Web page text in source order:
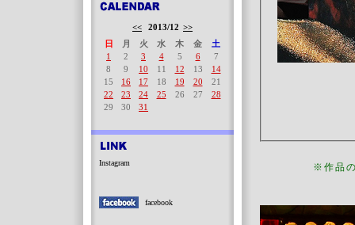
※作品
<< 2013/12 >>
日
月 火 水 木 金
土
1
2 3 4 5 6
7
8
9 10 11 12 13
14
15
16 17 18 19 20
21
22
23 24 25 26 27
28
29
30 31
Instagram
facebook